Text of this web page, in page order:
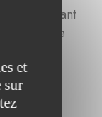
pendant
du monde
un
de
et
sur